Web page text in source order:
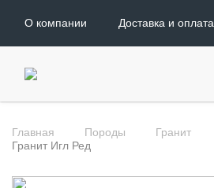
О компании Доставка и оплата
Главная Породы Гранит
Гранит Игл Ред